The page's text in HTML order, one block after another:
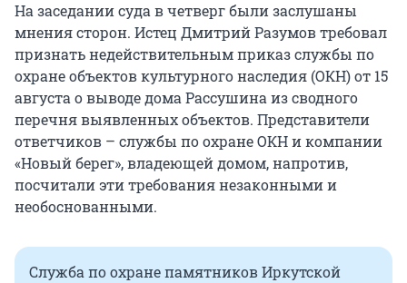
На заседании суда в четверг были заслушаны
мнения сторон. Истец Дмитрий Разумов требовал
признать недействительным приказ службы по
охране объектов культурного наследия (ОКН) от 15
августа о выводе дома Рассушина из сводного
перечня выявленных объектов. Представители
ответчиков – службы по охране ОКН и компании
«Новый берег», владеющей домом, напротив,
посчитали эти требования незаконными и
необоснованными.
Служба по охране памятников Иркутской